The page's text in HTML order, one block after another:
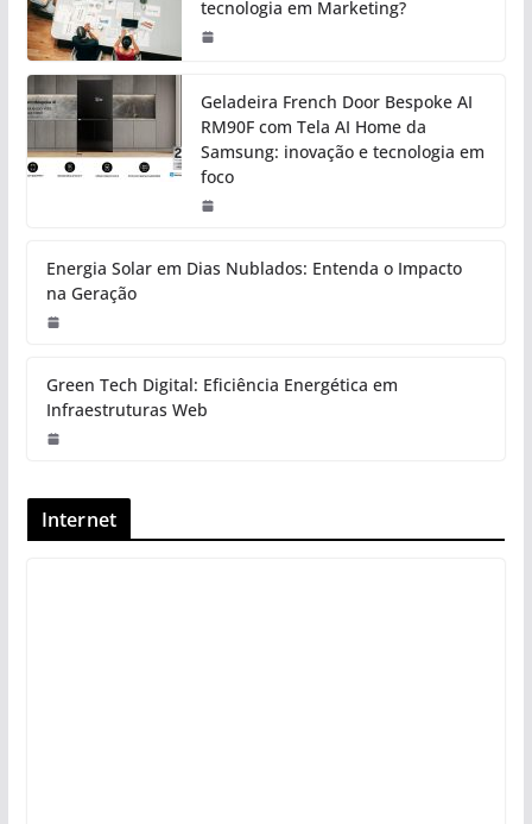
tecnologia em Marketing?
Geladeira French Door Bespoke AI
RM90F com Tela AI Home da
Samsung: inovação e tecnologia em
foco
Energia Solar em Dias Nublados: Entenda o Impacto
na Geração
Green Tech Digital: Eficiência Energética em
Infraestruturas Web
Internet